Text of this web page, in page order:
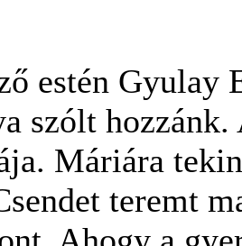
estén Gyulay
szólt
Máriára
teremt